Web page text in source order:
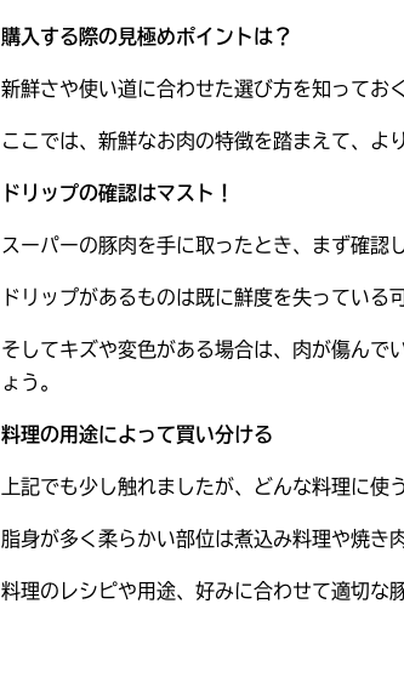
購入する際の見極めポイントは？
新鮮さや使い道に合わせた選び方を知ってお
ここでは、新鮮なお肉の特徴を踏まえて、よ
ドリップの確認はマスト！
スーパーの豚肉を手に取ったとき、まず確認
ドリップがあるものは既に鮮度を失っている
そしてキズや変色がある場合は、肉が傷んで
ょう。
料理の用途によって買い分ける
上記でも少し触れましたが、どんな料理に使
脂身が多く柔らかい部位は煮込み料理や焼き
料理のレシピや用途、好みに合わせて適切な